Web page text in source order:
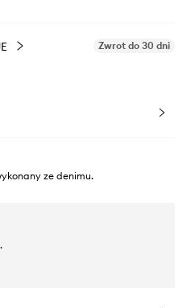
Zwrot do 30 dni
ze denimu.